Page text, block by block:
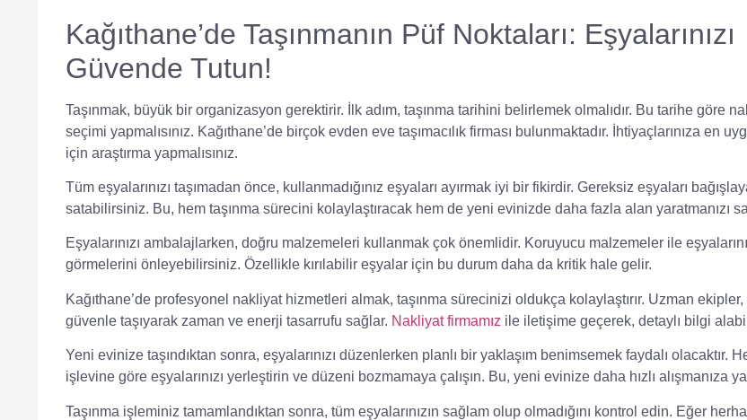
Kağıthane’de Taşınmanın Püf Noktaları: Eşyalarınızı
Güvende Tutun!
Taşınmak, büyük bir organizasyon gerektirir. İlk adım, taşınma tarihini belirlemek olmalıdır. Bu tarihe göre
seçimi yapmalısınız. Kağıthane’de birçok evden eve taşımacılık firması bulunmaktadır. İhtiyaçlarınıza en
için araştırma yapmalısınız.
Tüm eşyalarınızı taşımadan önce, kullanmadığınız eşyaları ayırmak iyi bir fikirdir. Gereksiz eşyaları
satabilirsiniz. Bu, hem taşınma sürecini kolaylaştıracak hem de yeni evinizde daha fazla alan yaratmanızı
Eşyalarınızı ambalajlarken, doğru malzemeleri kullanmak çok önemlidir. Koruyucu malzemeler ile
görmelerini önleyebilirsiniz. Özellikle kırılabilir eşyalar için bu durum daha da kritik hale gelir.
Kağıthane’de profesyonel nakliyat hizmetleri almak, taşınma sürecinizi oldukça kolaylaştırır. Uzman ekipler,
güvenle taşıyarak zaman ve enerji tasarrufu sağlar. Nakliyat firmamız ile iletişime geçerek, detaylı bilgi
Yeni evinize taşındıktan sonra, eşyalarınızı düzenlerken planlı bir yaklaşım benimsemek faydalı olacaktır.
işlevine göre eşyalarınızı yerleştirin ve düzeni bozmamaya çalışın. Bu, yeni evinize daha hızlı alışmanıza
Taşınma işleminiz tamamlandıktan sonra, tüm eşyalarınızın sağlam olup olmadığını kontrol edin. Eğer